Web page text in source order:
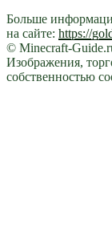
Больше
на сайте: https://
© Minecraft-
Изображения,
собственностью